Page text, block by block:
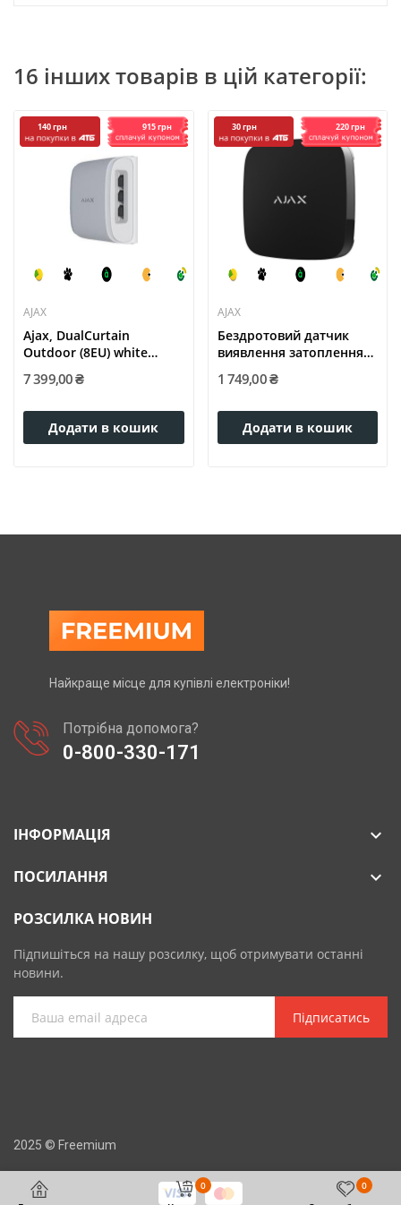
0 0
16 інших товарів в цій категорії:
140 грн 915 грн
AJAX
Ajax, DualCurtain
Outdoor (8EU) white
7 399,00 ₴
Додати в кошик
30 грн 220 грн
AJAX
Бездротовий датчик
виявлення затоплення
1 749,00 ₴
Додати в кошик
Найкраще місце для купівлі електроніки!
Потрібна допомога?
0-800-330-171
ІНФОРМАЦІЯ 
ПОСИЛАННЯ 
РОЗСИЛКА НОВИН
Підпишіться на нашу розсилку, щоб отримувати останні
новини.
Підписатись
2025 © Freemium